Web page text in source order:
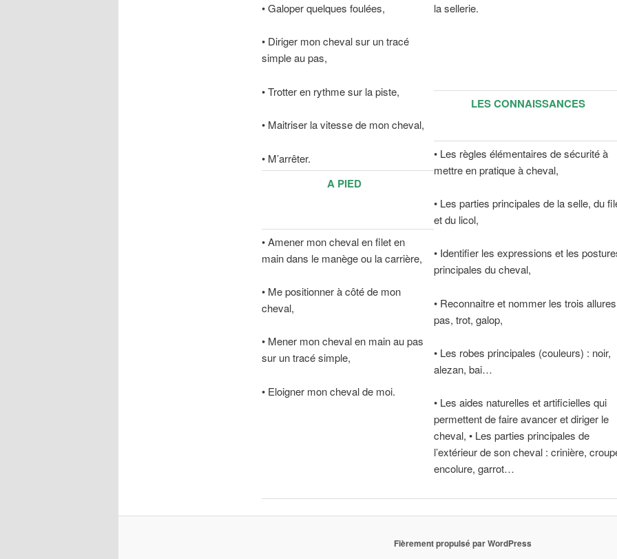
• Galoper quelques foulées,
• Diriger mon cheval sur un tracé
simple au pas,
• Trotter en rythme sur la piste,
• Maitriser la vitesse de mon cheval,
• M’arrêter.
la sellerie.
LES CONNAISSANCES
• Les règles élémentaires de sécurité à
mettre en pratique à cheval,
• Les parties principales de la selle, du
et du licol,
• Identifier les expressions et les
principales du cheval,
• Reconnaitre et nommer les trois
pas, trot, galop,
• Les robes principales (couleurs) : noir,
alezan, bai…
• Les aides naturelles et artificielles qui
permettent de faire avancer et diriger le
cheval, • Les parties principales de
l’extérieur de son cheval : crinière,
encolure, garrot…
A PIED
• Amener mon cheval en filet en
main dans le manège ou la carrière,
• Me positionner à côté de mon
cheval,
• Mener mon cheval en main au pas
sur un tracé simple,
• Eloigner mon cheval de moi.
Fièrement propulsé par WordPress